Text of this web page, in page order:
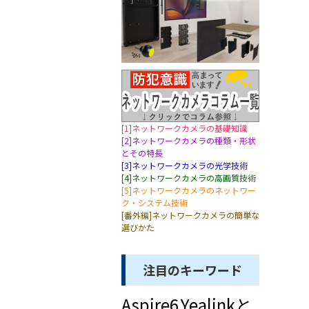
[1]ネットワークカメラの基礎知識
[2]ネットワークカメラの種類・形状
とその特長
[3]ネットワークカメラの光学技術
[4]ネットワークカメラの高画質技術
[5]ネットワークカメラのネットワー
ク・システム技術
[番外編]ネットワークカメラの簡単な
選びかた
注目のキーワード